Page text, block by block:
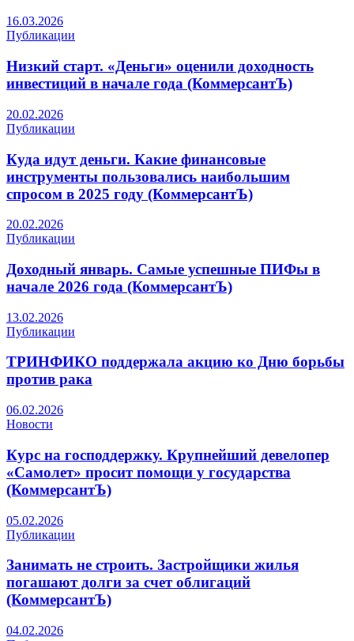
16.03.2026
Публикации
Низкий старт. «Деньги» оценили доходность
инвестиций в начале года (КоммерсантЪ)
20.02.2026
Публикации
Куда идут деньги. Какие финансовые
инструменты пользовались наибольшим
спросом в 2025 году (КоммерсантЪ)
20.02.2026
Публикации
Доходный январь. Самые успешные ПИФы в
начале 2026 года (КоммерсантЪ)
13.02.2026
Публикации
ТРИНФИКО поддержала акцию ко Дню борьбы
против рака
06.02.2026
Новости
Курс на господдержку. Крупнейший девелопер
«Самолет» просит помощи у государства
(КоммерсантЪ)
05.02.2026
Публикации
Занимать не строить. Застройщики жилья
погашают долги за счет облигаций
(КоммерсантЪ)
04.02.2026